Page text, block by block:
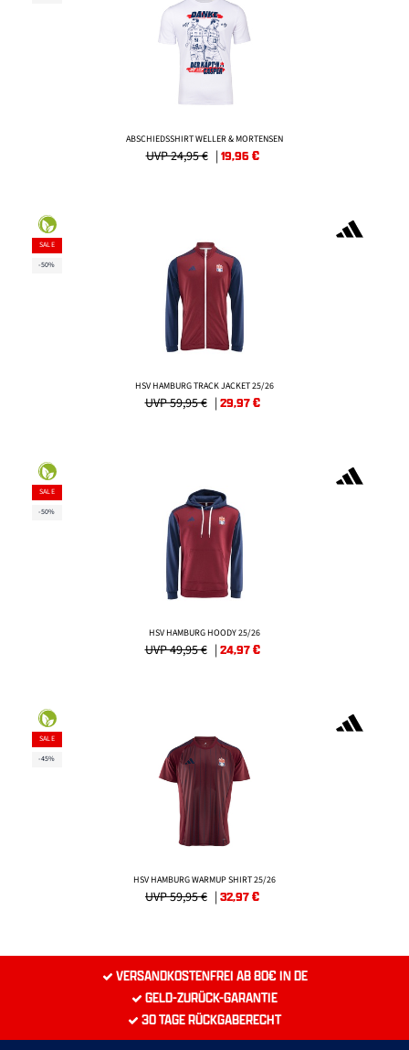
ABSCHIEDSSHIRT WELLER & MORTENSEN
UVP 24,95 € |19,96 €
SALE
-50%
HSV HAMBURG TRACK JACKET 25/26
UVP 59,95 € |29,97 €
SALE
-50%
HSV HAMBURG HOODY 25/26
UVP 49,95 € |24,97 €
SALE
-45%
HSV HAMBURG WARMUP SHIRT 25/26
UVP 59,95 € |32,97€
VERSANDKOSTENFREI AB 80€ IN DE
GELD-ZURÜCK-GARANTIE
30 TAGE RÜCKGABERECHT